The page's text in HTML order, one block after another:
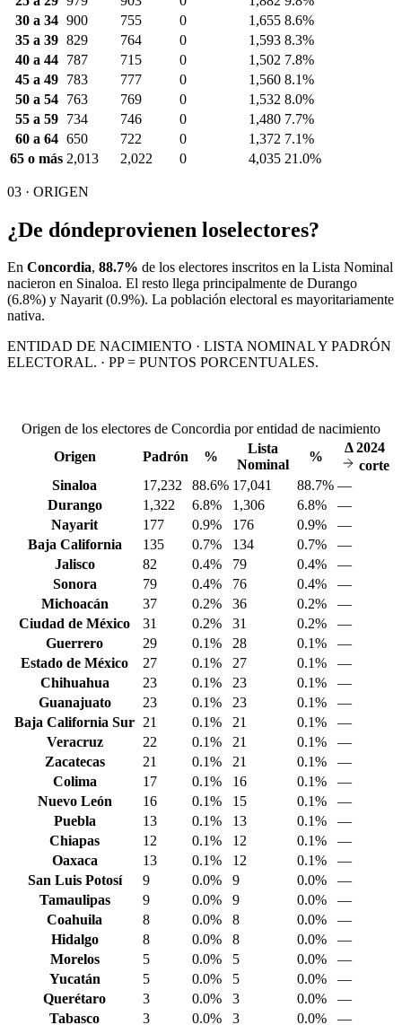
30 a 34 900 755 0 1,655 8.6%
35 a 39 829 764 0 1,593 8.3%
40 a 44
787 715 0 1,502 7.8%
45 a 49
783 777 0 1,560 8.1%
50 a 54
763 769 0 1,532 8.0%
55 a 59
734 746 0 1,480 7.7%
60 a 64 650 722 0 1,372 7.1%
65 o más 2,013 2,022 0 4,035 21.0%
03 · ORIGEN
¿De dóndeprovienen loselectores?
En Concordia, 88.7% de los electores inscritos en la Lista Nominal
nacieron en Sinaloa. El resto llega principalmente de Durango
(6.8%) y Nayarit(0.9%). La población electoral es mayoritariamente
nativa.
ENTIDAD DE NACIMIENTO · LISTA NOMINAL Y PADRÓN
ELECTORAL. · PP = PUNTOS PORCENTUALES.
Origen de los electores de Concordia por entidad de nacimiento
Origen
Padrón %
Lista
Nominal
%
Δ2024
corte
Sinaloa
17,232 88.6% 17,041 88.7% —
Durango
1,322 6.8% 1,306 6.8%
—
Nayarit
177 0.9% 176 0.9%
—
Baja California
135 0.7% 134 0.7%
—
Jalisco
82 0.4% 79 0.4%
—
Sonora
79 0.4% 76 0.4%
—
Michoacán
37 0.2% 36 0.2%
—
Ciudad de México
31 0.2% 31 0.2%
—
Guerrero
29 0.1% 28 0.1%
—
Estado de México
27 0.1% 27 0.1%
—
Chihuahua
23 0.1% 23 0.1%
—
Guanajuato
23 0.1% 23 0.1%
—
Baja California Sur 21 0.1% 21 0.1%
—
Veracruz
22 0.1% 21 0.1%
—
Zacatecas
21 0.1% 21 0.1%
—
Colima
17 0.1% 16 0.1%
—
Nuevo León
16 0.1% 15 0.1%
—
Puebla
13 0.1% 13 0.1%
—
Chiapas
12 0.1% 12 0.1%
—
Oaxaca
13 0.1% 12 0.1%
—
San Luis Potosí
9 0.0% 9 0.0%
—
Tamaulipas
9 0.0% 9 0.0%
—
Coahuila
8 0.0% 8 0.0%
—
Hidalgo
8 0.0% 8 0.0%
—
Morelos
5 0.0% 5 0.0%
—
Yucatán
5 0.0% 5 0.0%
—
Querétaro
3 0.0% 3 0.0%
—
Tabasco
3 0.0% 3 0.0% —